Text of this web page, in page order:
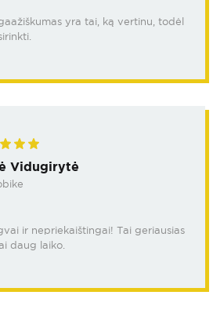
yra tai, ką vertinu, todėl
Vidugirytė
ir nepriekaištingai! Tai geriausias
daug laiko.